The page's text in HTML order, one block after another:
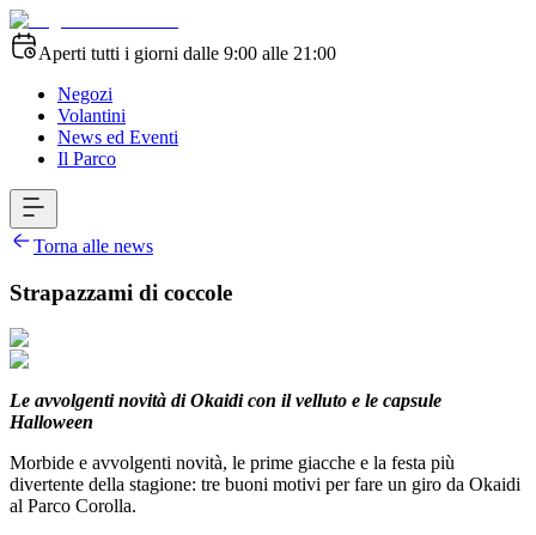
Aperti tutti i giorni dalle 9:00 alle 21:00
Negozi
Volantini
News ed Eventi
Il Parco
Torna alle news
Strapazzami di coccole
Le avvolgenti novità di Okaidi con il velluto e le capsule
Halloween
Morbide e avvolgenti novità, le prime giacche e la festa più
divertente della stagione: tre buoni motivi per fare un giro da Okaidi
al Parco Corolla.